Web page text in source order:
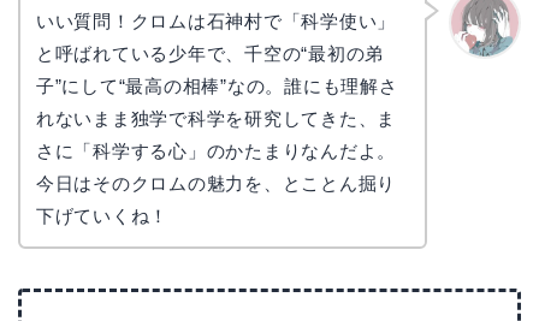
いい質問！クロムは石神村で「科学使い」
と呼ばれている少年で、千空の“最初の弟
子”にして“最高の相棒”なの。誰にも理解さ
れないまま独学で科学を研究してきた、ま
さに「科学する心」のかたまりなんだよ。
今日はそのクロムの魅力を、とことん掘り
下げていくね！